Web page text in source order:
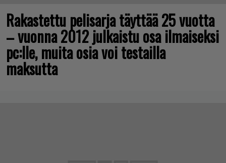
Rakastettu pelisarja täyttää 25 vuotta
– vuonna 2012 julkaistu osa ilmaiseksi
pc:lle, muita osia voi testailla
maksutta